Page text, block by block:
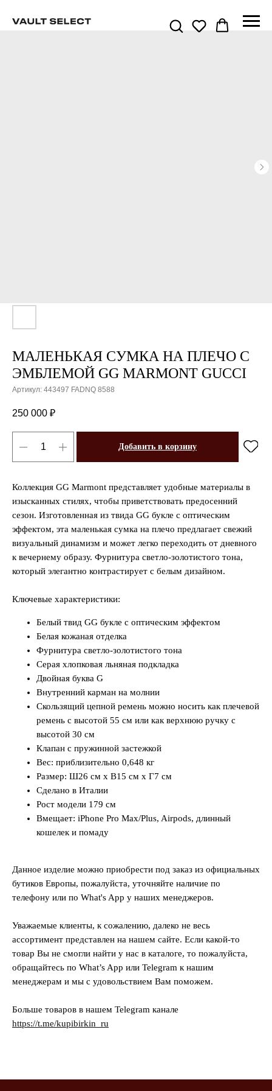
МАЛЕНЬКАЯ СУМКА НА ПЛЕЧО С
ЭМБЛЕМОЙ GG MARMONT GUCCI
Артикул: 443497 FADNQ 8588
250 000 ₽
Добавить в корзину
Коллекция GG Marmont представляет удобные материалы в
изысканных стилях, чтобы приветствовать предосенний
сезон. Изготовленная из твида GG букле с оптическим
эффектом, эта маленькая сумка на плечо предлагает свежий
визуальный динамизм и может легко переходить от дневного
к вечернему образу. Фурнитура светло-золотистого тона,
который элегантно контрастирует с белым дизайном.
Ключевые характеристики:
Белый твид GG букле с оптическим эффектом
Белая кожаная отделка
Фурнитура светло-золотистого тона
Серая хлопковая льняная подкладка
Двойная буква G
Внутренний карман на молнии
Скользящий цепной ремень можно носить как плечевой
ремень с высотой 55 см или как верхнюю ручку с
высотой 30 см
Клапан с пружинной застежкой
Вес: приблизительно 0,648 кг
Размер: Ш26 см x В15 см x Г7 см
Сделано в Италии
Рост модели 179 см
Вмещает: iPhone Pro Max/Plus, Airpods, длинный
кошелек и помаду
Данное изделие можно приобрести под заказ из официальных
бутиков Европы, пожалуйста, уточняйте наличие по
телефону или по What's App у наших менеджеров.
Уважаемые клиенты, к сожалению, далеко не весь
ассортимент представлен на нашем сайте. Если какой-то
товар Вы не смогли найти у нас в каталоге, то пожалуйста,
обращайтесь по What’s App или Telegram к нашим
менеджерам и мы с удовольствием Вам поможем.
Больше товаров в нашем Telegram канале
https://t.me/kupibirkin_ru